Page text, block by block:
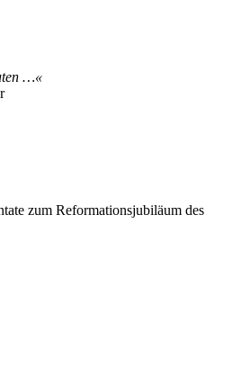
…«
zum Reformationsjubiläum des